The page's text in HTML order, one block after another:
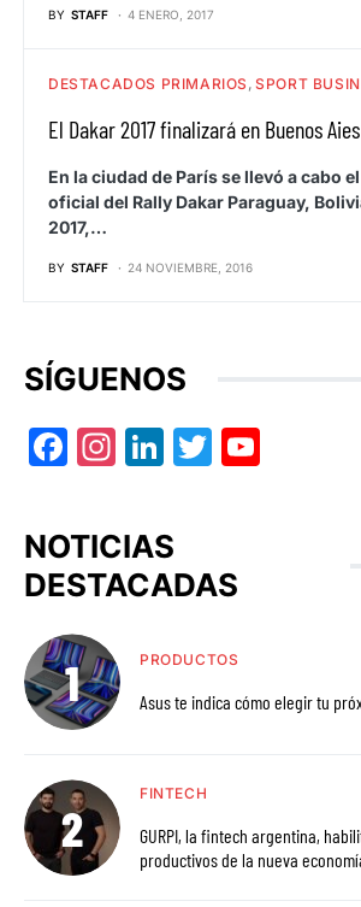
BY STAFF 4 ENERO, 2017
DESTACADOS PRIMARIOS SPORT
El Dakar 2017 finalizará en Buenos Aies
En la ciudad de París se llevó a cabo
oficial del Rally Dakar Paraguay,
2017,…
BY STAFF 24 NOVIEMBRE, 2016
SÍGUENOS
Facebook
Instagram
LinkedIn
Twitter
NOTICIAS
DESTACADAS
PRODUCTOS
Asus te indica cómo elegir tu
FINTECH
GURPI, la fintech argentina, habilita el acceso a activos
productivos de la nueva